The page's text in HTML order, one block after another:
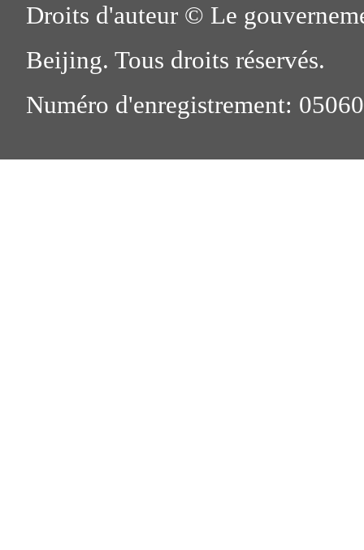
Droits d'auteur © Le
Beijing. Tous droits réservés.
Numéro d'enregistrement: